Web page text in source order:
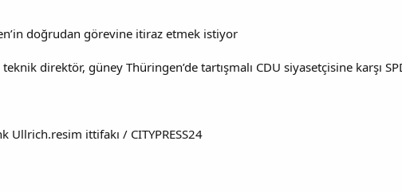
doğrudan görevine itiraz etmek istiyor
direktör, güney Thüringen’de tartışmalı CDU siyasetçisine karşı
Ullrich.resim ittifakı / CITYPRESS24